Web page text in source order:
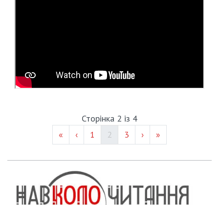
Сторінка 2 із 4
«
‹ Page #
1 (current)
2 Page #
3 › »